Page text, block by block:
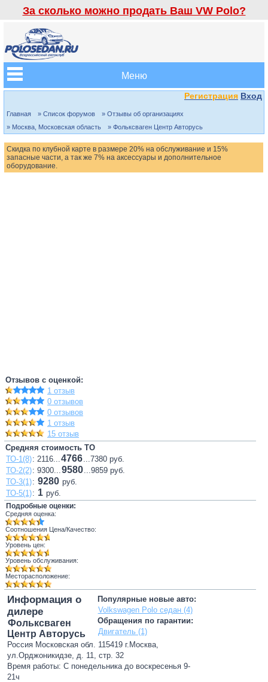
За сколько можно продать Ваш VW Polo?
Меню
Регистрация Вход
Главная » Список форумов
» Отзывы об организациях
» Москва, Московская область
» Фольксваген Центр Авторусь
Скидка по клубной карте в размере 20% на обслуживание и 15%
запасные части, а так же 7% на аксессуары и дополнительное
оборудование.
Отзывов с оценкой:
1 отзыв
0 отзывов
0 отзывов
1 отзыв
15 отзыв
Средняя стоимость ТО
ТО-1(8): 2116...4766...7380 руб.
ТО-2(2): 9300...9580...9859 руб.
ТО-3(1): 9280 руб.
ТО-5(1): 1 руб.
Подробные оценки:
Средняя оценка:
Соотношения Цена/Качество:
Уровень цен:
Уровень обслуживания:
Месторасположение:
Популярные новые авто:
Volkswagen Polo седан (4)
Обращения по гарантии:
Двигатель (1)
Информация о
дилере
Фольксваген
Центр Авторусь
Россия Московская обл. 115419 г.Москва,
ул.Орджоникидзе, д. 11, стр. 32
Время работы: С понедельника до воскресенья 9-
21ч